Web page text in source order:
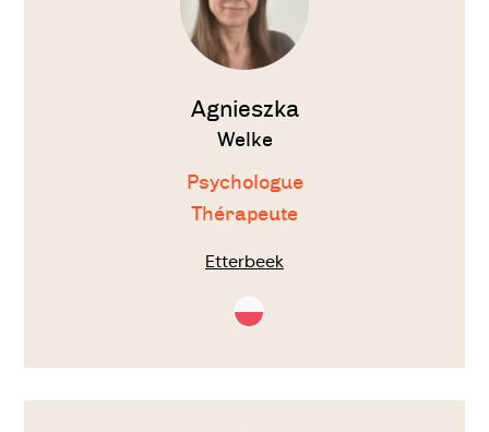
Agnieszka
Welke
Psychologue
Thérapeute
Etterbeek
Consultation
en
Voir